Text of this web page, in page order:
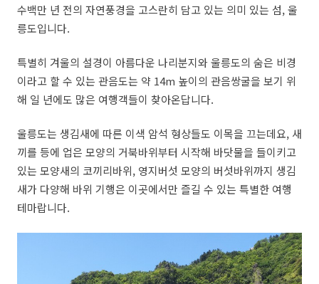
수백만 년 전의 자연풍경을 고스란히 담고 있는 의미 있는 섬, 울
릉도입니다.
특별히 겨울의 설경이 아름다운 나리분지와 울릉도의 숨은 비경
이라고 할 수 있는 관음도는 약 14m 높이의 관음쌍굴을 보기 위
해 일 년에도 많은 여행객들이 찾아온답니다.
울릉도는 생김새에 따른 이색 암석 형상들도 이목을 끄는데요, 새
끼를 등에 업은 모양의 거북바위부터 시작해 바닷물을 들이키고
있는 모양새의 코끼리바위, 영지버섯 모양의 버섯바위까지 생김
새가 다양해 바위 기행은 이곳에서만 즐길 수 있는 특별한 여행
테마랍니다.